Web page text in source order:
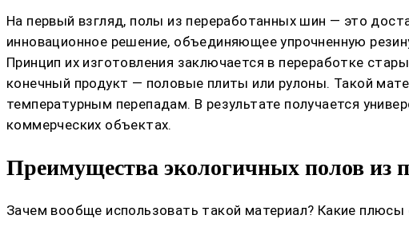
На первый взгляд, полы из переработанных шин — это
инновационное решение, объединяющее упрочненную
Принцип их изготовления заключается в переработке
конечный продукт — половые плиты или рулоны. Такой
температурным перепадам. В результате получается
коммерческих объектах.
Преимущества экологичных полов из
Зачем вообще использовать такой материал? Какие